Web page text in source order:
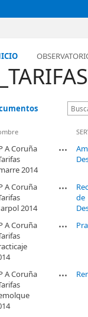
A Coruña
2014
A Coruña
2014
de
A Coruña
A Coruña